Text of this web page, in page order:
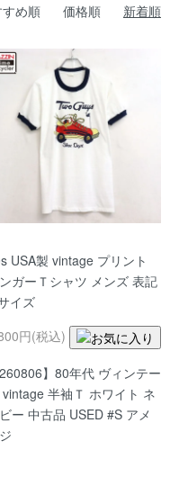
め順 価格順 新着順
USA製 vintage プリント
ガーＴシャツ メンズ 表記
イズ
円(税込)
260806】80年代 ヴィンテー
vintage 半袖Ｔ ホワイト ネ
ー 中古品 USED #S アメ